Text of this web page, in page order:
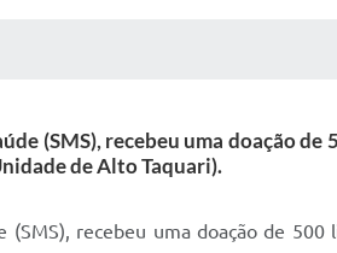
(SMS), recebeu uma doação
de Alto Taquari).
recebeu uma doação de